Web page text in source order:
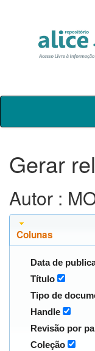
Skip
Gerar
Autor :
Colunas
Data de
Título
Tipo de
Handle
Revisão por
Coleção